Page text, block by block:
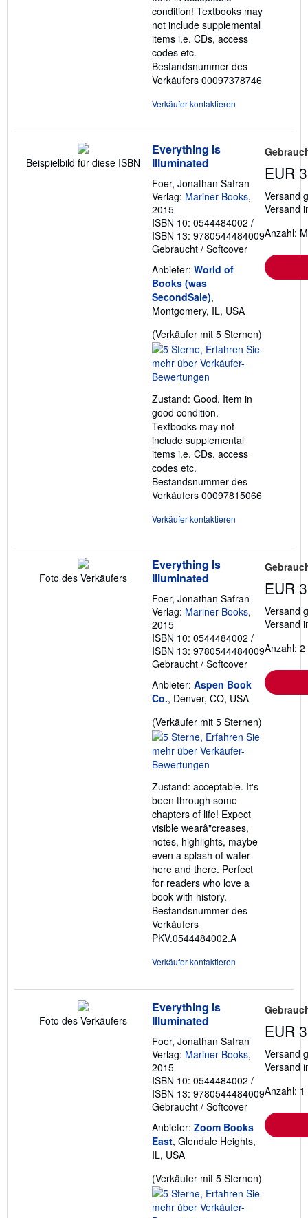
condition! Textbooks may
not include supplemental
items i.e. CDs, access
codes etc.
Bestandsnummer des
Verkäufers 00097378746
Verkäufer kontaktieren
Beispielbild für diese ISBN
Everything Is
Illuminated
Foer, Jonathan Safran
Verlag: Mariner Books,
2015
ISBN 10: 0544484002 /
ISBN 13: 9780544484009
Gebraucht / Softcover
Anbieter: World of
Books (was
SecondSale),
Montgomery, IL, USA
(Verkäufer mit 5 Sternen)
Zustand: Good. Item in
good condition.
Textbooks may not
include supplemental
items i.e. CDs, access
codes etc.
Bestandsnummer des
Verkäufers 00097815066
Verkäufer kontaktieren
EUR
Versand
Versand
Anzahl:
Foto des Verkäufers
Everything Is
Illuminated
Foer, Jonathan Safran
Verlag: Mariner Books,
2015
ISBN 10: 0544484002 /
ISBN 13: 9780544484009
Gebraucht / Softcover
Anbieter: Aspen Book
Co., Denver, CO, USA
(Verkäufer mit 5 Sternen)
Zustand: acceptable. It's
been through some
chapters of life! Expect
visible wearâ"creases,
notes, highlights, maybe
even a splash of water
here and there. Perfect
for readers who love a
book with history.
Bestandsnummer des
Verkäufers
PKV.0544484002.A
Verkäufer kontaktieren
EUR
Versand
Versand
Anzahl:
Foto des Verkäufers
Everything Is
Illuminated
Foer, Jonathan Safran
Verlag: Mariner Books,
2015
ISBN 10: 0544484002 /
ISBN 13: 9780544484009
Gebraucht / Softcover
Anbieter: Zoom Books
East, Glendale Heights,
IL, USA
(Verkäufer mit 5 Sternen)
EUR
Versand
Versand
Anzahl: